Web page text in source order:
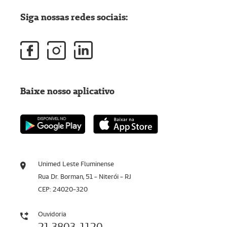
Unimed Leste Fluminense
Rua Dr. Borman, 51 - Niterói - RJ
CEP: 24020-320
Ouvidoria
Siga nossas redes sociais:
Baixe nosso aplicativo